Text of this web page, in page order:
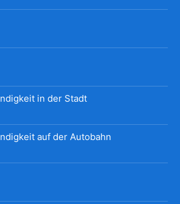
in der Stadt
auf der Autobahn